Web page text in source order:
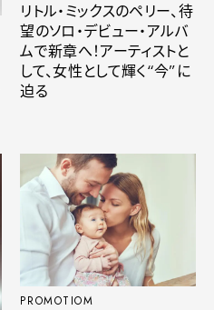
リトル・ミックスのペリー、待
望のソロ・デビュー・アルバ
ムで新章へ！アーティストと
して、女性として輝く“今”に
迫る
PROMOTIOM